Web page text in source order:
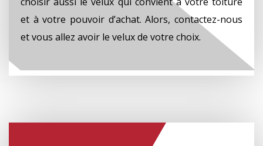
et à votre pouvoir d’achat. Alors, contactez-nous
et vous allez avoir le velux de votre choix.